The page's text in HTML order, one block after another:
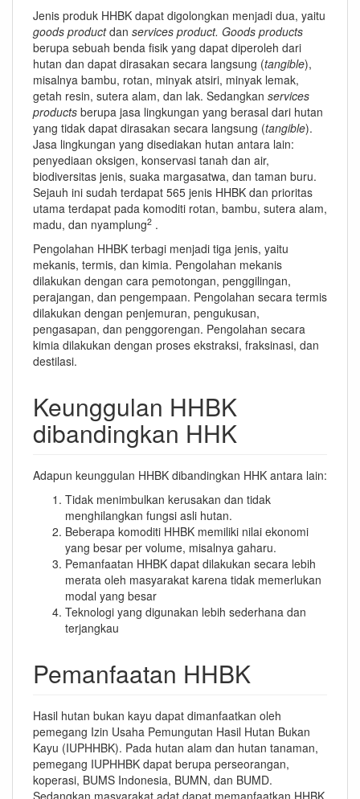
Jenis produk HHBK dapat digolongkan menjadi dua, yaitu
goods productdan services product. Goods products
berupa sebuah benda fisik yang dapat diperoleh dari
hutan dan dapat dirasakan secara langsung (tangible),
misalnya bambu, rotan, minyak atsiri, minyak lemak,
getah resin, sutera alam, dan lak. Sedangkan services
products berupa jasa lingkungan yang berasal dari hutan
yang tidak dapat dirasakan secara langsung (tangible).
Jasa lingkungan yang disediakan hutan antara lain:
penyediaan oksigen, konservasi tanah dan air,
biodiversitas jenis, suaka margasatwa, dan taman buru.
Sejauh ini sudah terdapat 565 jenis HHBK dan prioritas
utama terdapat pada komoditi rotan, bambu, sutera alam,
madu, dan nyamplung2 .
Pengolahan HHBK terbagi menjadi tiga jenis, yaitu
mekanis, termis, dan kimia. Pengolahan mekanis
dilakukan dengan cara pemotongan, penggilingan,
perajangan, dan pengempaan. Pengolahan secara termis
dilakukan dengan penjemuran, pengukusan,
pengasapan, dan penggorengan. Pengolahan secara
kimia dilakukan dengan proses ekstraksi, fraksinasi, dan
destilasi.
Keunggulan HHBK
dibandingkan HHK
Adapun keunggulan HHBK dibandingkan HHK antara lain:
Tidak menimbulkan kerusakan dan tidak
menghilangkan fungsi asli hutan.
Beberapa komoditi HHBK memiliki nilai ekonomi
yang besar per volume, misalnya gaharu.
Pemanfaatan HHBK dapat dilakukan secara lebih
merata oleh masyarakat karena tidak memerlukan
modal yang besar
Teknologi yang digunakan lebih sederhana dan
terjangkau
Pemanfaatan HHBK
Hasil hutan bukan kayu dapat dimanfaatkan oleh
pemegang Izin Usaha Pemungutan Hasil Hutan Bukan
Kayu (IUPHHBK). Pada hutan alam dan hutan tanaman,
pemegang IUPHHBK dapat berupa perseorangan,
koperasi, BUMS Indonesia, BUMN, dan BUMD.
Sedangkan masyarakat adat dapat memanfaatkan HHBK